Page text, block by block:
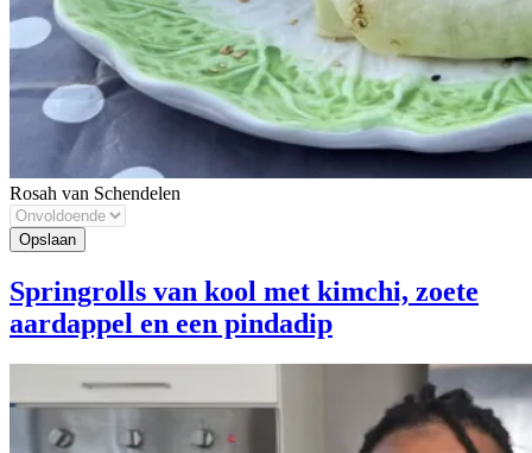
Rosah van Schendelen
Springrolls van kool met kimchi, zoete
aardappel en een pindadip